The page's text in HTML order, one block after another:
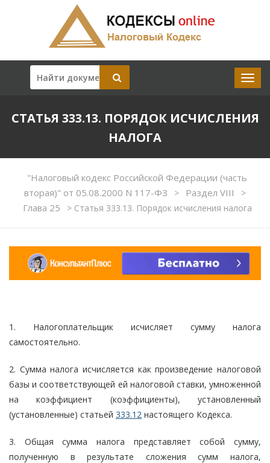
СТАТЬЯ 333.13. ПОРЯДОК ИСЧИСЛЕНИЯ
НАЛОГА
"Налоговый кодекс Российской Федерации (часть
вторая)" от 05.08.2000 N 117-ФЗ
> Раздел VIII >
Глава 25 >Статья 333.13. Порядок исчисления налога
1. Налогоплательщик исчисляет сумму налога
самостоятельно.
2. Сумма налога исчисляется как произведение налоговой
базы и соответствующей ей налоговой ставки, умноженной
на коэффициент (коэффициенты), установленный
(установленные) статьей 333.12 настоящего Кодекса.
3. Общая сумма налога представляет собой сумму,
полученную в результате сложения сумм налога,